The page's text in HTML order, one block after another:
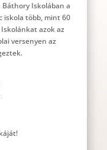
Iskolában a
iskola több, mint 60
azok az
versenyen az